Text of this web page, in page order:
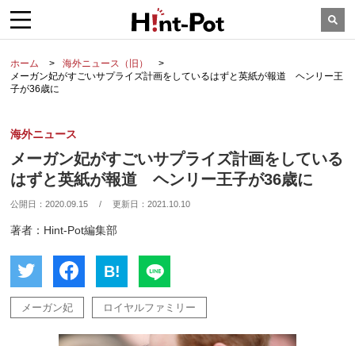
ホーム
海外ニュース（旧）
メーガン妃がすごいサプライズ計画をしているはずと英紙が報道 ヘンリー王
子が36歳に
海外ニュース
メーガン妃がすごいサプライズ計画をしている
はずと英紙が報道 ヘンリー王子が36歳に
公開日：2020.09.15 / 更新日：2021.10.10
著者：Hint-Pot編集部
B!
メーガン妃 ロイヤルファミリー